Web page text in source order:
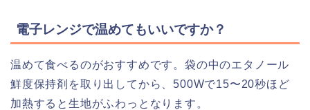
電子レンジで温めてもいいですか？
温めて食べるのがおすすめです。袋の中のエタノール
鮮度保持剤を取り出してから、500Wで15〜20秒ほど
加熱すると生地がふわっとなります。